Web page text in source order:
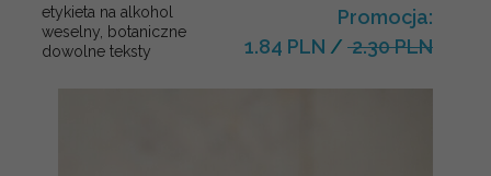
etykieta na alkohol
weselny, botaniczne
dowolne teksty
Promocja:
1.84 PLN / 2.30 PLN